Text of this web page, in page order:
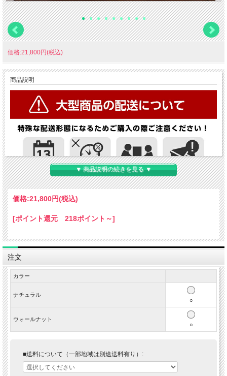
価格:21,800円(税込)
商品説明
▼ 商品説明の続きを見る ▼
価格:21,800円(税込)
[ポイント還元 218ポイント～]
注文
カラー
ナチュラル
○
ウォールナット
○
■送料について（一部地域は別途送料有り）: